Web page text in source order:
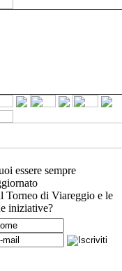
essere sempre
Torneo di Viareggio e le
iniziative?